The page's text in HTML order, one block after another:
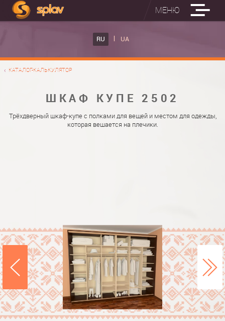
МЕНЮ
RU UA
КАТАЛОГ-КАЛЬКУЛЯТОР
ШКАФ КУПЕ 2502
Трёхдверный шкаф-купе с полками для вещей и местом для одежды,
которая вешается на плечики.
ВСТРОЕННЫЕ ГЛАДИЛЬНЫЕ ДОСКИ
НАСТЕННАЯ ГЛАДИЛЬНАЯ ДОСКА "РУСАЛКА"
ФОТО ШКАФОВ КУПЕ
МАТЕРИАЛЫ
ФУРНИТУРА
О НАС